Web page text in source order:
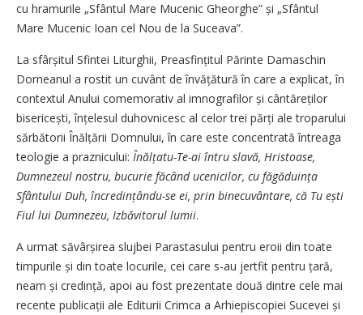
cu hramurile „Sfântul Mare Mucenic Gheorghe” și „Sfântul
Mare Mucenic Ioan cel Nou de la Suceava”.
La sfârșitul Sfintei Liturghii, Preasfințitul Părinte Damaschin
Dorneanul a rostit un cuvânt de învățătură în care a explicat, în
contextul Anului comemorativ al imnografilor și cântăreților
bise­ricești, înțelesul duhovnicesc al celor trei părți ale troparului
sărbătorii Înălțării Domnului, în care este concentrată întreaga
teologie a praznicului: Înălțatu-Te-ai întru slavă, Hristoase,
Dumnezeul nostru, bucurie făcând ucenicilor, cu făgăduința
Sfântului Duh, încre­dințându-se ei, prin binecuvântare, că Tu ești
Fiul lui Dumnezeu, ­Izbăvitorul lumii.
A urmat săvârșirea slujbei Parastasului pentru eroii din toate
timpurile și din toate locurile, cei care s-au jertfit pentru țară,
neam și credință, apoi au fost prezentate două dintre cele mai
recente pu­bli­cații ale Editurii Crimca a Arhiepiscopiei Sucevei și